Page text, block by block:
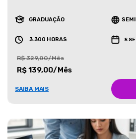
GRADUAÇÃO
3.300 HORAS 8
R$ 329,00/Mês
R$ 139,00/Mês
SAIBA MAIS